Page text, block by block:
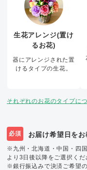
生花アレンジ(置け
るお花)
器にアレンジされた置
けるタイプの生花。
それぞれのお花のタイプに
必須 お届け希望日をお
※九州・北海道・中国・四
より3日後以降をご選択くだ
※銀行振込みで決済ご希望